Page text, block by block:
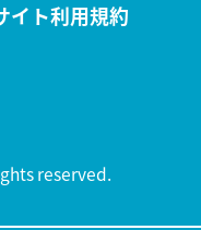
イト利用規約
reserved.